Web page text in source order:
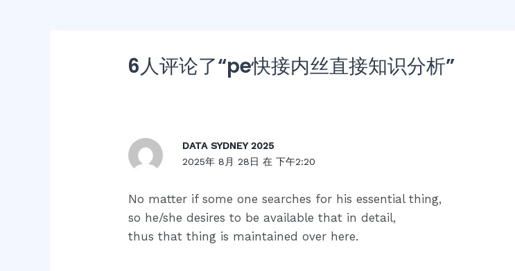
6人评论了“pe快接内丝直接知识分析”
DATA SYDNEY 2025
2025年 8月 28日 在 下午2:20
No matter if some one searches for his essential thing,
so he/she desires to be available that in detail,
thus that thing is maintained over here.